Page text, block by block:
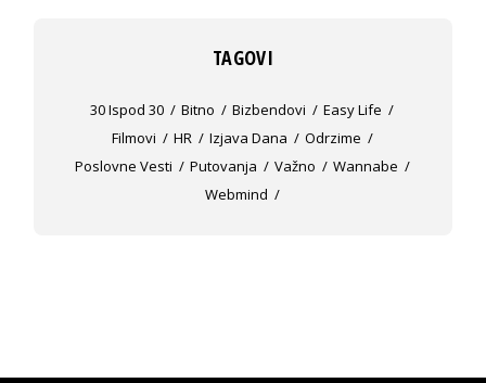
TAGOVI
30 Ispod 30 Bitno Bizbendovi
Easy Life
Filmovi
HR Izjava Dana
Odrzime
Poslovne Vesti
Putovanja Važno
Wannabe
Webmind